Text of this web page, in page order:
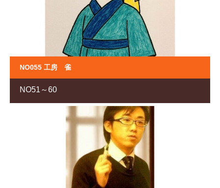
NO055 工房 雀
NO51～60